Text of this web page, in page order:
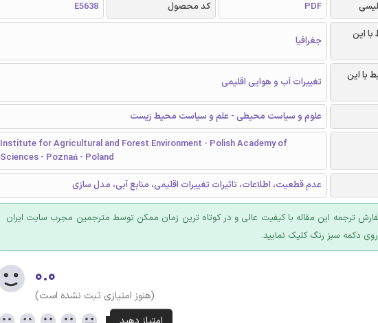
PDF کد محصول
E5638
این
جغرافیا
با این
تغییرات آب و هوایی اقلیمی
علوم و سیاست محیطی - علم و سیاست محیط زیست
Institute for Agricultural and Forest Environment - Polish Academy of
Sciences - Poznań - Poland
عدم قطعیت، اطلاعات، تاثیرات تغییرات اقلیمی، منابع آبی، مدل سازی
ترجمه این مقاله با کیفیت عالی و در کوتاه ترین زمان ممکن توسط مترجمین مجرب سایت ایران
دکمه سبز رنگ کلیک نمایید.
۰.۰
(هنوز امتیازی ثبت نشده است)